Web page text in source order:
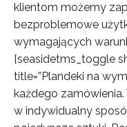
klientom możemy
bezproblemowe
wymagających
[seasidetms_toggle
title=”Plandeki na
każdego
w indywidualny